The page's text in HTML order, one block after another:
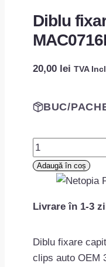
Diblu
20,00 lei TVA
BUC/
Cantitate
Diblu
fixare
Adaugă în coș
Livrare în 1-3
Diblu fixare
clips auto OEM